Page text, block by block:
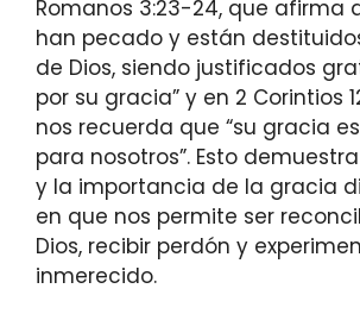
Romanos 3:23-24, que afirma
han pecado y están
de Dios, siendo justificados
por su gracia” y en 2 Corintios
nos recuerda que “su gracia
para nosotros”. Esto
y la importancia de la gracia
en que nos permite ser
Dios, recibir perdón y
inmerecido.